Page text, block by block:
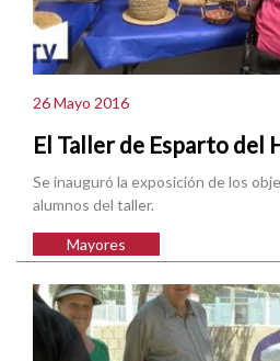
26 Mayo 2016
El Taller de Esparto del
Se inauguró la exposición de los
alumnos del taller.
Mayores